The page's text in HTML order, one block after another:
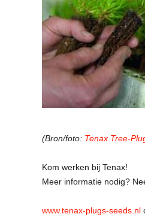
(Bron/foto: Tenax Tree-
Kom werken bij Tenax!
Meer informatie nodig?
www.tenax-plugs-seeds.nl